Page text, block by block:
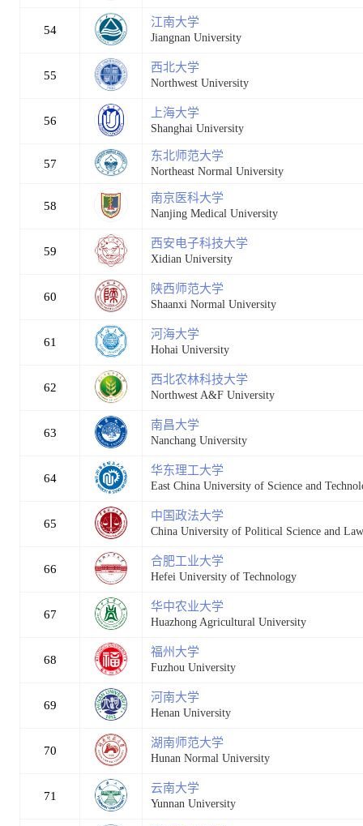
54
江南大学
Jiangnan University
55
西北大学
Northwest University
56
上海大学
Shanghai University
57
东北师范大学
Northeast Normal University
58
南京医科大学
Nanjing Medical University
59
西安电子科技大学
Xidian University
60
陕西师范大学
Shaanxi Normal University
61
河海大学
Hohai University
62
西北农林科技大学
Northwest A&F University
63
南昌大学
Nanchang University
64
华东理工大学
East China University of Science and
65
中国政法大学
China University of Political Science and Law
66
合肥工业大学
Hefei University of Technology
67
华中农业大学
Huazhong Agricultural University
68
福州大学
Fuzhou University
69
河南大学
Henan University
70
湖南师范大学
Hunan Normal University
71
云南大学
Yunnan University